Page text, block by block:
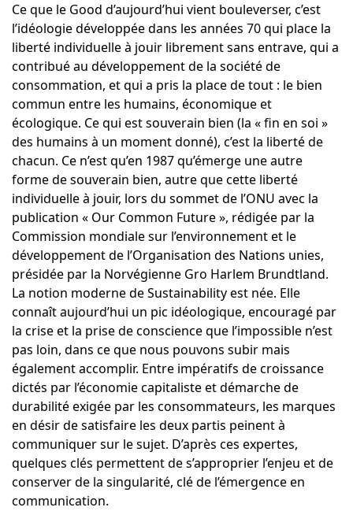
Ce que le Good d’aujourd’hui vient bouleverser, c’est
l’idéologie développée dans les années 70 qui place la
liberté individuelle à jouir librement sans entrave, qui a
contribué au développement de la société de
consommation, et qui a pris la place de tout : le bien
commun entre les humains, économique et
écologique. Ce qui est souverain bien (la « fin en soi »
des humains à un moment donné), c’est la liberté de
chacun. Ce n’est qu’en 1987 qu’émerge une autre
forme de souverain bien, autre que cette liberté
individuelle à jouir, lors du sommet de l’ONU avec la
publication « Our Common Future », rédigée par la
Commission mondiale sur l’environnement et le
développement de l’Organisation des Nations unies,
présidée par la Norvégienne Gro Harlem Brundtland.
La notion moderne de Sustainability est née. Elle
connaît aujourd’hui un pic idéologique, encouragé par
la crise et la prise de conscience que l’impossible n’est
pas loin, dans ce que nous pouvons subir mais
également accomplir. Entre impératifs de croissance
dictés par l’économie capitaliste et démarche de
durabilité exigée par les consommateurs, les marques
en désir de satisfaire les deux partis peinent à
communiquer sur le sujet. D’après ces expertes,
quelques clés permettent de s’approprier l’enjeu et de
conserver de la singularité, clé de l’émergence en
communication.